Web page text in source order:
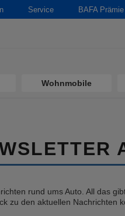
Service BAFA
Wohnmobile
rund ums Auto. All das
zu den aktuellen Nachrichten